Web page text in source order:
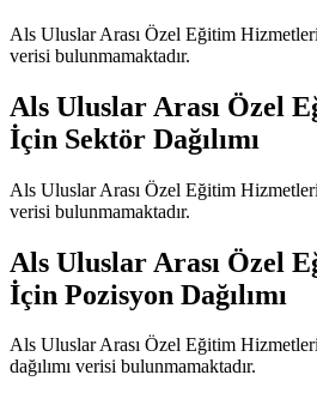
Als Uluslar Arası Özel Eğitim Hizmetleri
verisi bulunmamaktadır.
Als Uluslar Arası Özel
İçin Sektör Dağılımı
Als Uluslar Arası Özel Eğitim Hizmetleri
verisi bulunmamaktadır.
Als Uluslar Arası Özel
İçin Pozisyon Dağılımı
Als Uluslar Arası Özel Eğitim
dağılımı verisi bulunmamaktadır.